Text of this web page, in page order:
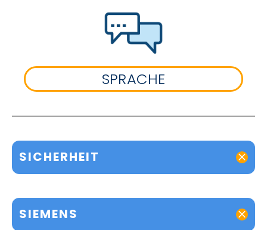
SPRACHE
SICHERHEIT
SIEMENS